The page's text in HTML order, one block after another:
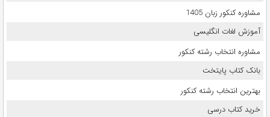
مشاوره کنکور زبان 1405
آموزش لغات انگلیسی
مشاوره انتخاب رشته کنکور
بانک کتاب پایتخت
بهترین انتخاب رشته کنکور
خرید کتاب درسی